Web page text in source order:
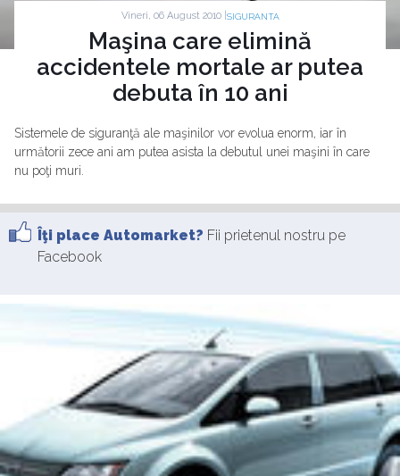
Vineri, 06 August 2010 | SIGURANTA
Maşina care elimină
accidentele mortale ar putea
debuta în 10 ani
Sistemele de siguranţă ale maşinilor vor evolua enorm, iar în
următorii zece ani am putea asista la debutul unei maşini în care
nu poţi muri.
Îţi place Automarket? Fii prietenul nostru pe
Facebook